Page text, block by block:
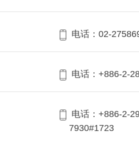
电话：02-
电话：+886-2-
电话：+886-2-
7930#1723